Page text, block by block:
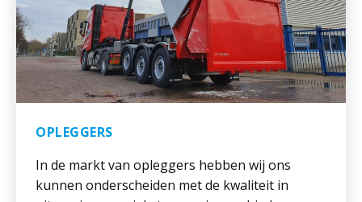
OPLEGGERS
In de markt van opleggers hebben wij ons
kunnen onderscheiden met de kwaliteit in